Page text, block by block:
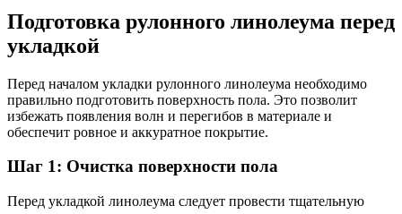
Подготовка рулонного линолеума перед
укладкой
Перед началом укладки рулонного линолеума необходимо
правильно подготовить поверхность пола. Это позволит
избежать появления волн и перегибов в материале и
обеспечит ровное и аккуратное покрытие.
Шаг 1: Очистка поверхности пола
Перед укладкой линолеума следует провести тщательную